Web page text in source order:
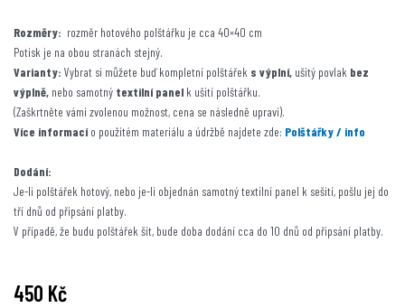
Rozměry: rozměr hotového polštářku je cca 40×40 cm
Potisk je na obou stranách stejný.
Varianty: Vybrat si můžete buď kompletní polštářek s výplní, ušitý povlak bez
výplně, nebo samotný textilní panel k ušití polštářku.
(Zaškrtněte vámi zvolenou možnost, cena se následně upraví).
Více informacío použitém materiálu a údržbě najdete zde: Polštářky / info
Dodání:
Je-li polštářek hotový, nebo je-li objednán samotný textilní panel k sešití, pošlu jej do
tří dnů od připsání platby.
V případě, že budu polštářek šít, bude doba dodání cca do 10 dnů od připsání platby.
450 Kč